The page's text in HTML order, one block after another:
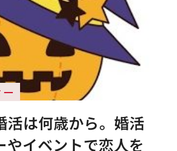
活は何歳から。婚活
やイベントで恋人を